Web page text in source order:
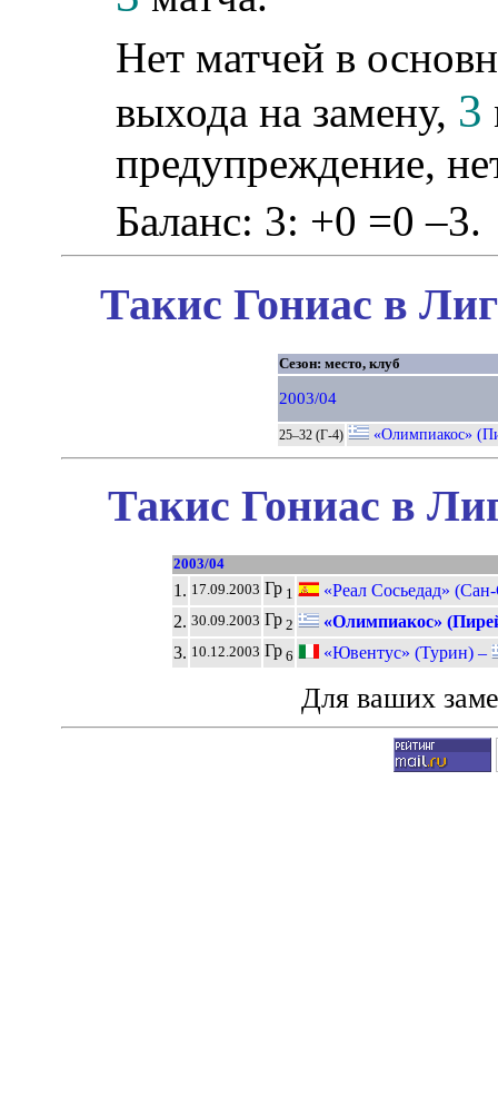
Нет матчей в
выхода на замену, 3
предупреждение,
Баланс: 3: +0 =0 –3.
Такис Гониас в
Сезон: место, клуб
2003/04
25–32 (Г-4) «Олимпиакос»
Такис Гониас в
2003/04
1. 17.09.2003 Гр 1
«Реал Сосьедад»
2. 30.09.2003 Гр 2
«Олимпиакос»
3. 10.12.2003 Гр 6 «Ювентус» (Турин) –
Для ваших